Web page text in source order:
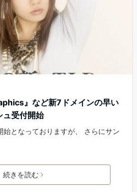
』など新7ドメインの早い
ュ受付開始
となっておりますが、 さらにサン
続きを読む